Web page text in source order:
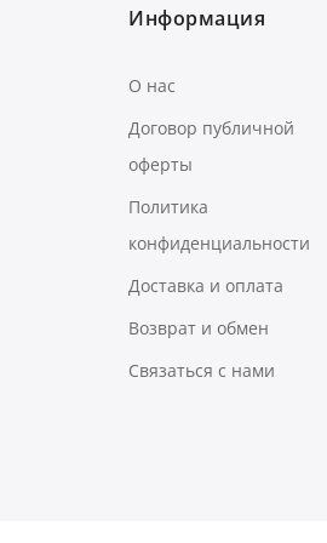
Информация
О нас
Договор публичной
оферты
Политика
конфиденциальности
Доставка и оплата
Возврат и обмен
Связаться с нами